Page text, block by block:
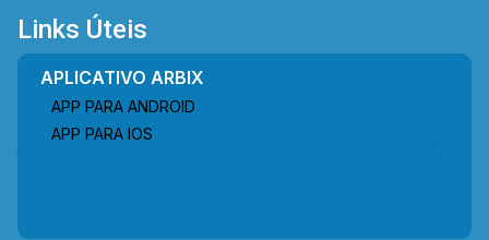
Links Úteis
APLICATIVO ARBIX
APP PARA ANDROID
APP PARA IOS